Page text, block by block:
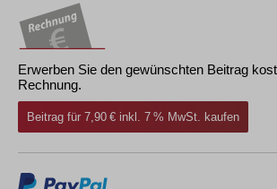
Erwerben Sie den gewünschten Beitrag
Rechnung.
Beitrag für 7,90 € inkl. 7 % MwSt. kaufen